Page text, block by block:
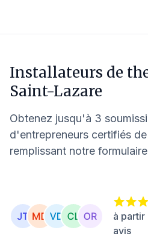
Installateurs de
Saint-Lazare
Obtenez jusqu'à 3
d'entrepreneurs certifiés
remplissant notre
à
avis